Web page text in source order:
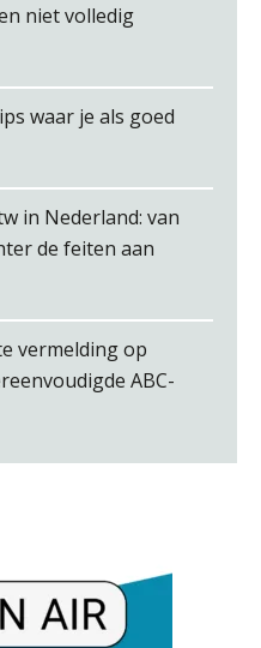
Kievit
Bedaux
Bagislayici
niet volledig
waar je als goed
in Nederland: van
de feiten aan
vermelding op
ABC-